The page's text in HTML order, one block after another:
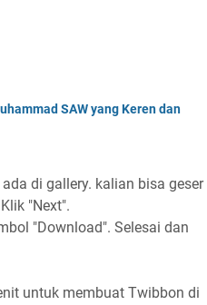
SAW yang Keren dan
di gallery. kalian bisa geser
"Next".
"Download". Selesai dan
untuk membuat Twibbon di